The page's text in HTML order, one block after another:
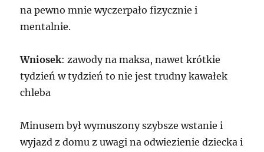
na pewno mnie wyczerpało fizycznie i
mentalnie.
Wniosek: zawody na maksa, nawet krótkie
tydzień w tydzień to nie jest trudny kawałek
chleba
Minusem był wymuszony szybsze wstanie i
wyjazd z domu z uwagi na odwiezienie dziecka i